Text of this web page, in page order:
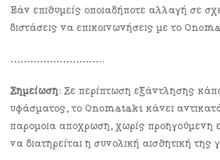
Εάν επιθυμείς οποιαδήποτε αλλαγή σε
διστάσεις να επικοινωνήσεις με το
………………………..
Σημείωση: Σε περίπτωση εξάντλησης
υφάσματος, το Onomataki κάνει
παρόμοια απόχρωση, χωρίς προηγούμενη
να διατηρείται η συνολική αισθητική της